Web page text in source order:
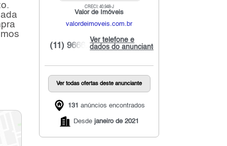
CRECI: 40.948-J
Valor de Imóveis
valordeimoveis.com.br
Ver telefone e
dados do anunciante
(11) 9666...
Ver todas ofertas deste anunciante
131 anúncios encontrados
Desde janeiro de 2021